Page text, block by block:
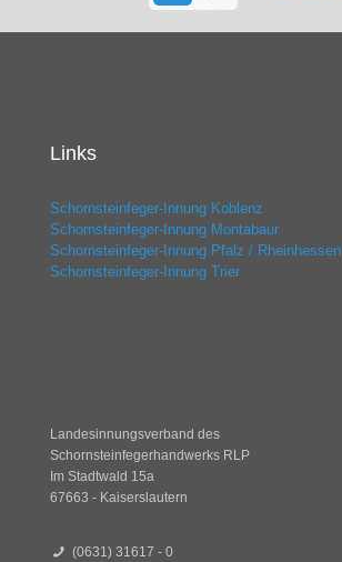
Links
Schornsteinfeger-Innung Koblenz
Schornsteinfeger-Innung Montabaur
Schornsteinfeger-Innung Pfalz / Rheinhessen
Schornsteinfeger-Innung Trier
Landesinnungsverband des
Schornsteinfegerhandwerks RLP
Im Stadtwald 15a
67663 - Kaiserslautern
(0631) 31617 - 0